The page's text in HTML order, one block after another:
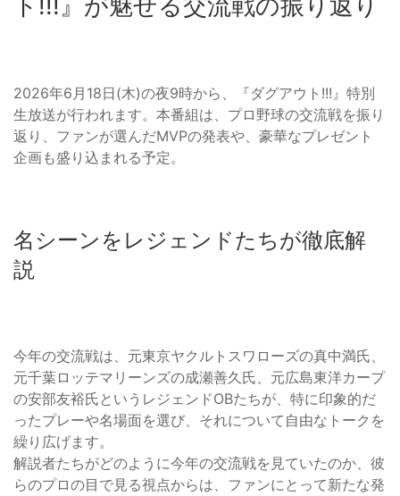
ト!!!』が魅せる交流戦の振り返り
2026年6月18日(木)の夜9時から、『ダグアウト!!!』特別
生放送が行われます。本番組は、プロ野球の交流戦を振り
返り、ファンが選んだMVPの発表や、豪華なプレゼント
企画も盛り込まれる予定。
名シーンをレジェンドたちが徹底解
説
今年の交流戦は、元東京ヤクルトスワローズの真中満氏、
元千葉ロッテマリーンズの成瀬善久氏、元広島東洋カープ
の安部友裕氏というレジェンドOBたちが、特に印象的だ
ったプレーや名場面を選び、それについて自由なトークを
繰り広げます。
解説者たちがどのように今年の交流戦を見ていたのか、彼
らのプロの目で見る視点からは、ファンにとって新たな発